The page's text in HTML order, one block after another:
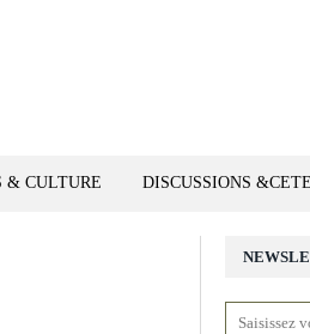
& CULTURE DISCUSSIONS